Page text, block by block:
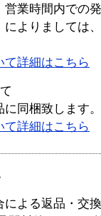
営業時間内での
によりましては
て詳細はこちら
に同梱致します。
て詳細はこちら
による返品・交